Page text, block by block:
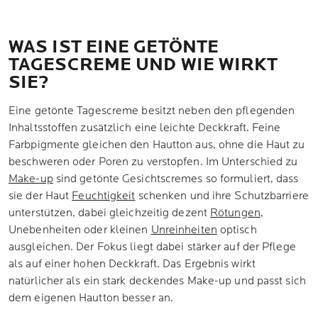
WAS IST EINE GETÖNTE
TAGESCREME UND WIE WIRKT
SIE?
Eine getönte Tagescreme besitzt neben den pflegenden
Inhaltsstoffen zusätzlich eine leichte Deckkraft. Feine
Farbpigmente gleichen den Hautton aus, ohne die Haut zu
beschweren oder Poren zu verstopfen. Im Unterschied zu
Make-upsind getönte Gesichtscremes so formuliert, dass
sie der Haut Feuchtigkeit schenken und ihre Schutzbarriere
unterstützen, dabei gleichzeitig dezent Rötungen,
Unebenheiten oder kleinen Unreinheiten optisch
ausgleichen. Der Fokus liegt dabei stärker auf der Pflege
als auf einer hohen Deckkraft. Das Ergebnis wirkt
natürlicher als ein stark deckendes Make-up und passt sich
dem eigenen Hautton besser an.